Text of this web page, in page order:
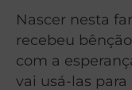
Nascer nesta
recebeu
com a
vai usá-las